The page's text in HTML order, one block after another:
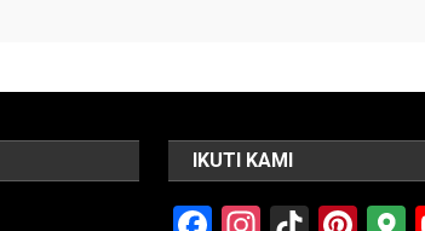
IKUTI KAMI